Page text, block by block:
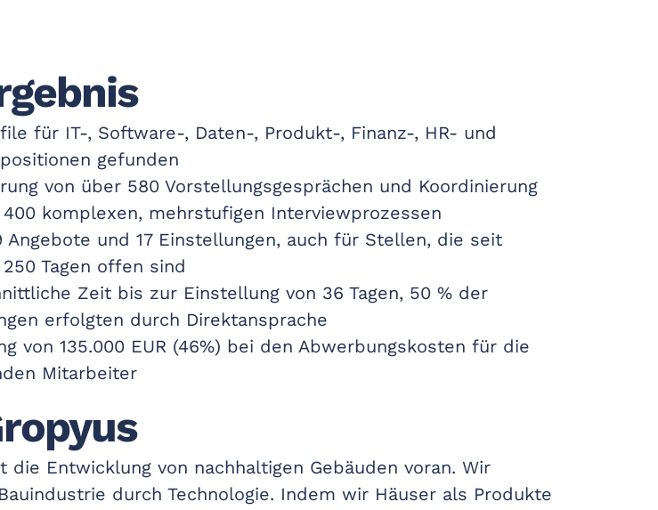
für IT-, Software-, Daten-, Produkt-, Finanz-, HR- und
gefunden
von über 580 Vorstellungsgesprächen und Koordinierung
komplexen, mehrstufigen Interviewprozessen
Angebote und 17 Einstellungen, auch für Stellen, die seit
Tagen offen sind
Zeit bis zur Einstellung von 36 Tagen, 50 % der
erfolgten durch Direktansprache
von 135.000 EUR (46%) bei den Abwerbungskosten für die
Mitarbeiter
die Entwicklung von nachhaltigen Gebäuden voran. Wir
durch Technologie. Indem wir Häuser als Produkte